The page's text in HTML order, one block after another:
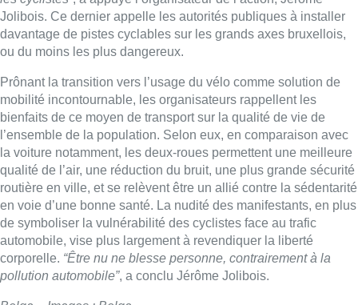
de symboliser la vulnérabilité des cyclistes face au trafic
automobile, vise plus largement à revendiquer la liberté
corporelle. “Être nu ne blesse personne, contrairement à la
pollution automobile” , a conclu Jérôme Jolibois.
Belga – Images : Belga
Lire aussi :
Météo: du soleil et jusqu’à 28°C ce
samedi, l’avertissement jaune à la
chaleur activé